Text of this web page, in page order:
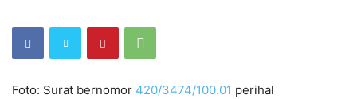
Foto: Surat bernomor 420/3474/100.01 perihal